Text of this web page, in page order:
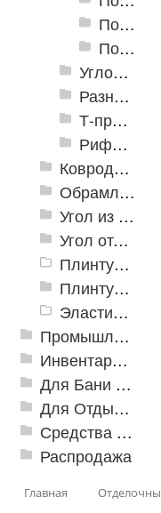
Пороги алюминиевые B-4 41х6-13 мм (скрытый крепеж)
Пороги алюминиевые B-5 80х4,6 мм (скрытый крепеж)
Угловые алюминиевые пороги
Разноуровневые алюминиевые профили
Т-профиль
Рифленые алюминиевые листы и углы квинтет
Ковродержатели
Обрамление
Угол из ПВХ
Угол отделочный арочный
Плинтус для столешниц
Плинтусы «KronPlast»
Эластичный напольно-стыковочный профиль Cezar
Промышленный текстиль
Инвентарь для клининга
Для Бани и Сауны
Для Отдыха и Пикника
Средства от насекомых и садовых вредителей
Распродажа
Главная